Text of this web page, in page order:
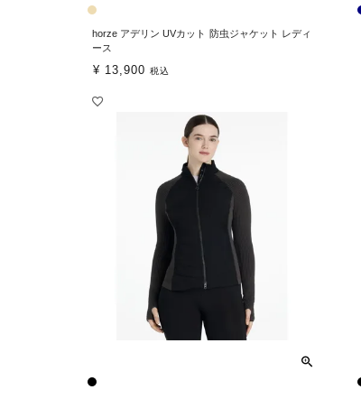
horze アデリン UVカット 防虫ジャケット レディ
ース
¥ 13,900 税込